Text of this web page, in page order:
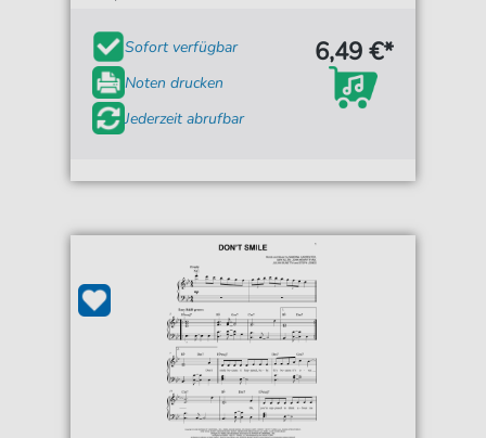
Sofort verfügbar
Noten drucken
Jederzeit abrufbar
6,49 €*